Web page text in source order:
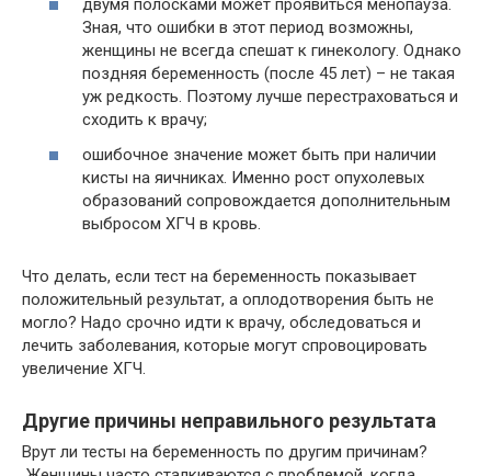
двумя полосками может проявиться менопауза.
Зная, что ошибки в этот период возможны,
женщины не всегда спешат к гинекологу. Однако
поздняя беременность (после 45 лет) – не такая
уж редкость. Поэтому лучше перестраховаться и
сходить к врачу;
ошибочное значение может быть при наличии
кисты на яичниках. Именно рост опухолевых
образований сопровождается дополнительным
выбросом ХГЧ в кровь.
Что делать, если тест на беременность показывает
положительный результат, а оплодотворения быть не
могло? Надо срочно идти к врачу, обследоваться и
лечить заболевания, которые могут спровоцировать
увеличение ХГЧ.
Другие причины неправильного результата
Врут ли тесты на беременность по другим причинам?